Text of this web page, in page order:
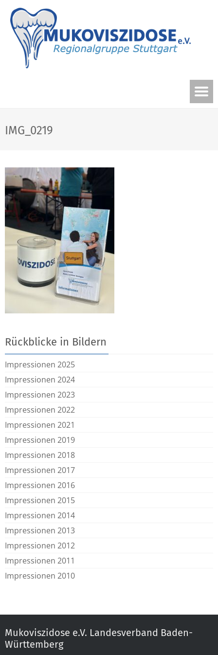
IMG_0219
Rückblicke in Bildern
Impressionen 2025
Impressionen 2024
Impressionen 2023
Impressionen 2022
Impressionen 2021
Impressionen 2019
Impressionen 2018
Impressionen 2017
Impressionen 2016
Impressionen 2015
Impressionen 2014
Impressionen 2013
Impressionen 2012
Impressionen 2011
Impressionen 2010
Mukoviszidose e.V. Landesverband Baden-
Württemberg